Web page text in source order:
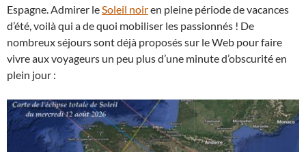
Espagne. Admirer leSoleil noiren pleine période de vacances
d’été, voilà qui a de quoi mobiliser les passionnés ! De
nombreux séjours sont déjà proposés sur le Web pour faire
vivre aux voyageurs un peu plus d’une minute d’obscurité en
plein jour :